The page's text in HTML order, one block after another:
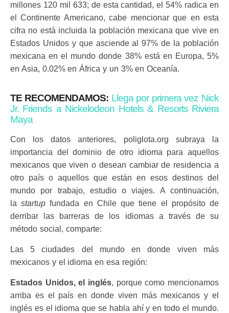
millones 120 mil 633; de esta cantidad, el 54% radica en
el Continente Americano, cabe mencionar que en esta
cifra no está incluida la población mexicana que vive en
Estados Unidos y que asciende al 97% de la población
mexicana en el mundo donde 38% está en Europa, 5%
en Asia, 0.02% en África y un 3% en Oceanía.
TE RECOMENDAMOS: Llega por primera vez Nick
Jr. Friends a Nickelodeon Hotels & Resorts Riviera
Maya
Con los datos anteriores, poliglota.org subraya la
importancia del dominio de otro idioma para aquellos
mexicanos que viven o desean cambiar de residencia a
otro país o aquellos que están en esos destinos del
mundo por trabajo, estudio o viajes. A continuación,
lastartupfundada en Chile que tiene el propósito de
derribar las barreras de los idiomas a través de su
método social, comparte:
Las 5 ciudades del mundo en donde viven más
mexicanos y el idioma en esa región:
Estados Unidos, el inglés, porque como mencionamos
arriba es el país en donde viven más mexicanos y el
inglés es el idioma que se habla ahí y en todo el mundo.